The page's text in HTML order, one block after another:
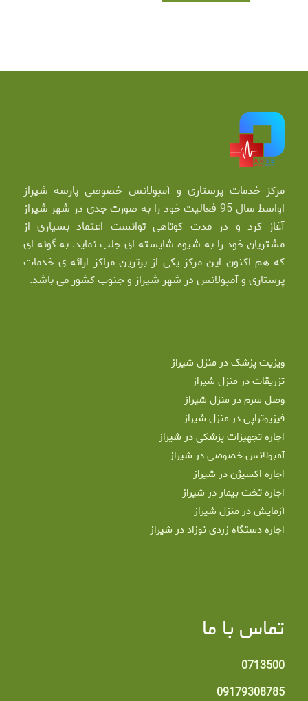
مرکز خدمات پرستاری و آمبولانس خصوصی پارسه شیراز
اواسط سال 95 فعالیت خود را به صورت جدی در شهر شیراز
آغاز کرد و در مدت کوتاهی توانست اعتماد بسیاری از
مشتریان خود را به شیوه شایسته ای جلب نماید. به گونه ای
که هم اکنون این مرکز یکی از برترین مراکز ارائه ی خدمات
پرستاری و آمبولانس در شهر شیراز و جنوب کشور می باشد.
ویزیت پزشک در منزل شیراز
تزریقات در منزل شیراز
وصل سرم در منزل شیراز
فیزیوتراپی در منزل شیراز
اجاره تجهیزات پزشکی در شیراز
آمبولانس خصوصی در شیراز
اجاره اکسیژن در شیراز
اجاره تخت بیمار در شیراز
آزمایش در منزل شیراز
اجاره دستگاه زردی نوزاد در شیراز
تماس با ما
0713500
09179308785